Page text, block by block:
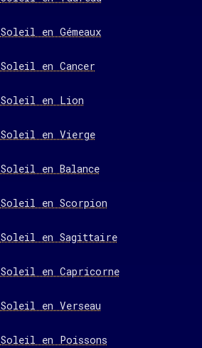
Soleil en Gémeaux
Soleil en Cancer
Soleil en Lion
Soleil en Vierge
Soleil en Balance
Soleil en Scorpion
Soleil en Sagittaire
Soleil en Capricorne
Soleil en Verseau
Soleil en Poissons